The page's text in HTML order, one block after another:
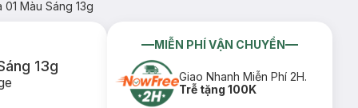
Màu Sáng 13g
13g
MIỄN PHÍ VẬN CHUYỂN
Giao Nhanh Miễn Phí 2H.
Trễ tặng 100K